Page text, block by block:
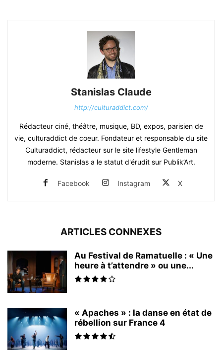
Stanislas Claude
http://culturaddict.com/
Rédacteur ciné, théâtre, musique, BD, expos, parisien de
vie, culturaddict de coeur. Fondateur et responsable du site
Culturaddict, rédacteur sur le site lifestyle Gentleman
moderne. Stanislas a le statut d'érudit sur Publik’Art.
Facebook Instagram X
ARTICLES CONNEXES
Au Festival de Ramatuelle : « Une
heure à t’attendre » ou une...
« Apaches » : la danse en état de
rébellion sur France 4